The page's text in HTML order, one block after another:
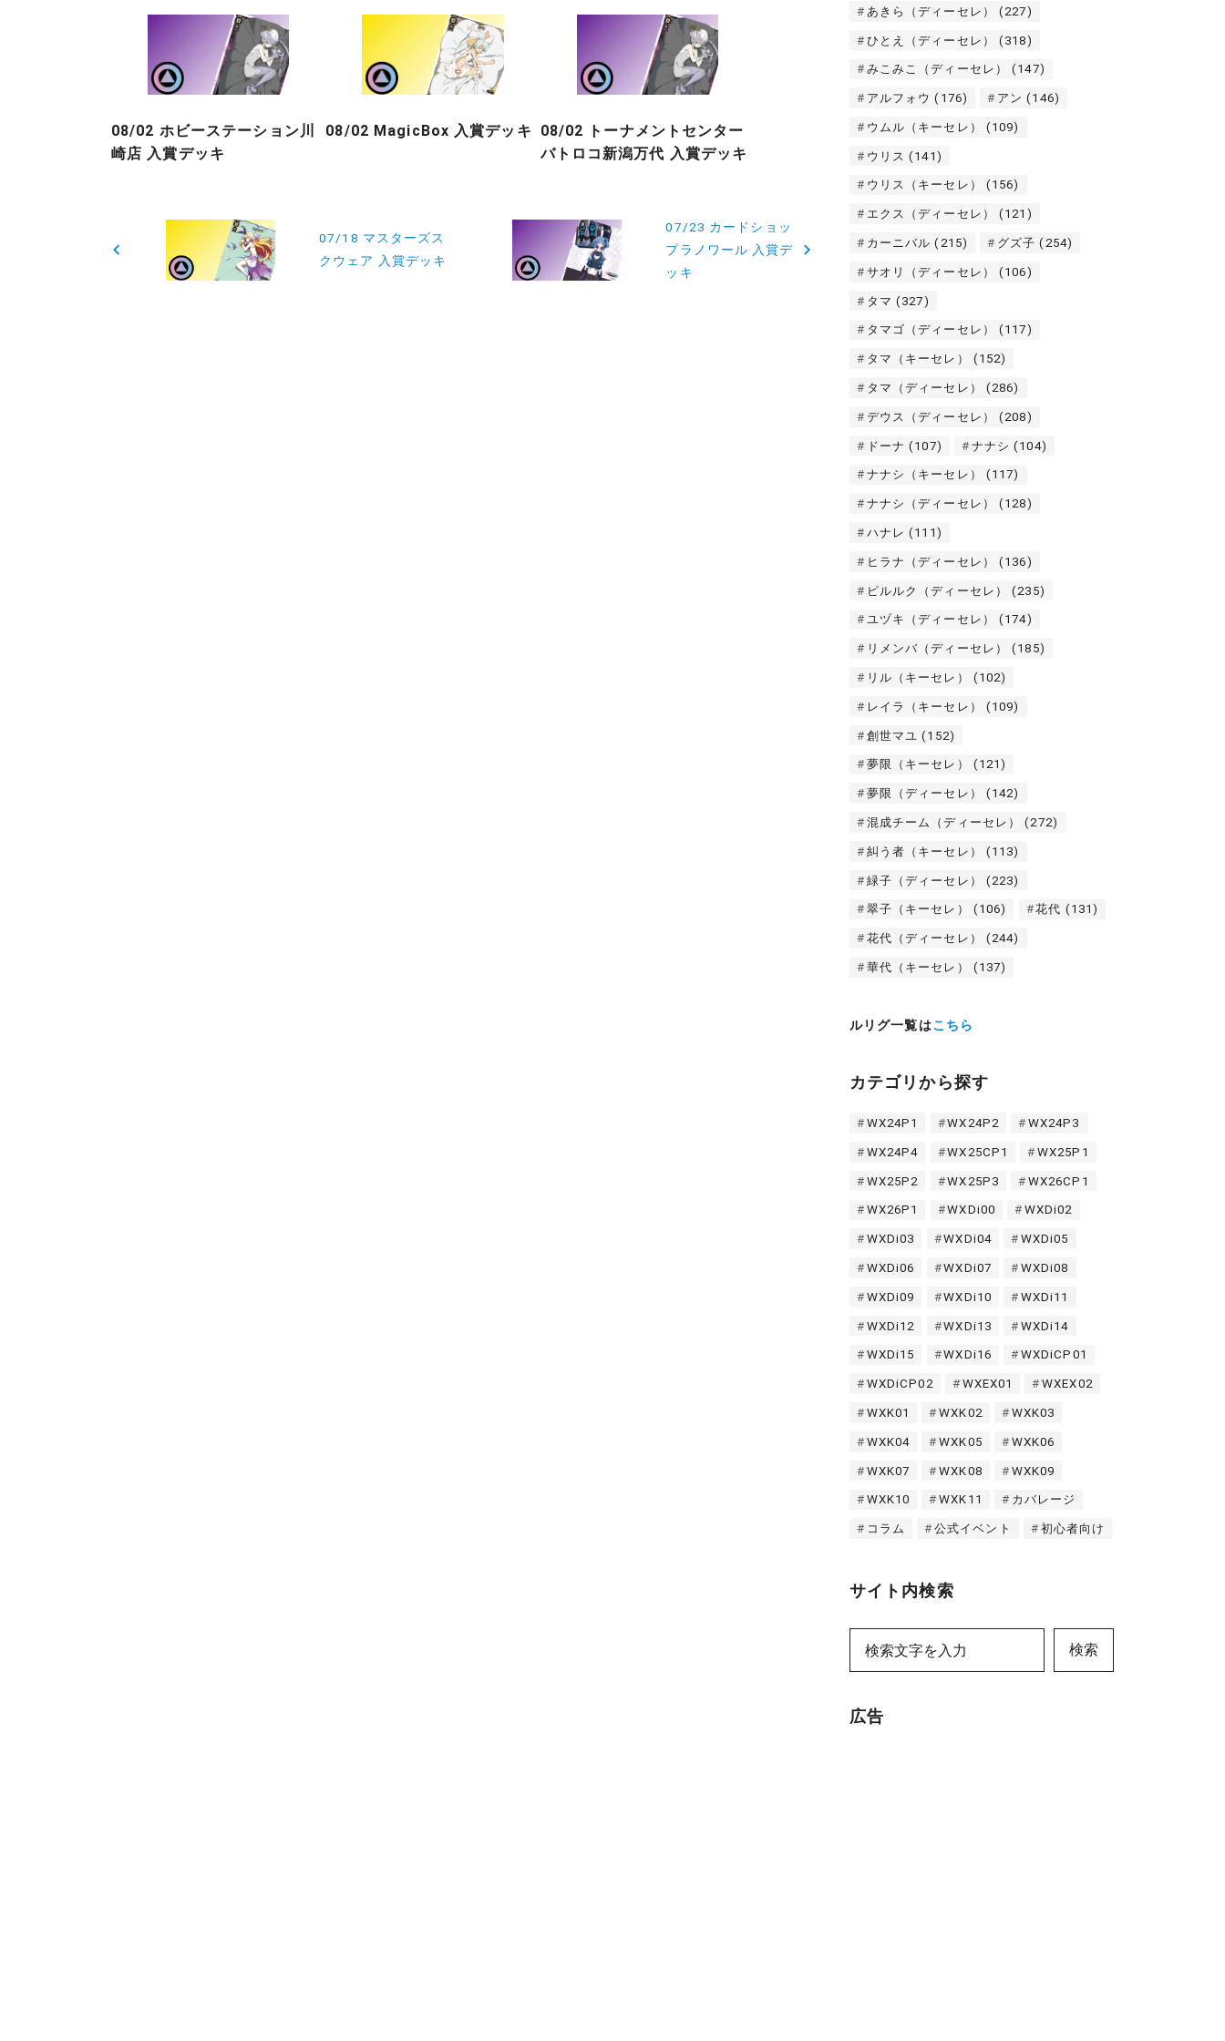
08/02 ホビーステーション川
崎店 入賞デッキ
08/02 MagicBox 入賞デッキ
08/02 トーナメントセンター
バトロコ新潟万代 入賞デッキ
稿
07/18 マスターズス
クウェア 入賞デッキ
07/23 カードショッ
プラノワール 入賞デ
ッキ
あきら（ディーセレ） (227)
ひとえ（ディーセレ） (318)
みこみこ（ディーセレ） (147)
アルフォウ (176) アン (146)
ウムル（キーセレ） (109)
ウリス (141)
ウリス（キーセレ） (156)
エクス（ディーセレ） (121)
カーニバル (215) グズ子 (254)
サオリ（ディーセレ） (106)
タマ (327)
タマゴ（ディーセレ） (117)
タマ（キーセレ） (152)
タマ（ディーセレ） (286)
デウス（ディーセレ） (208)
ドーナ (107) ナナシ (104)
ナナシ（キーセレ） (117)
ナナシ（ディーセレ） (128)
ハナレ (111)
ヒラナ（ディーセレ） (136)
ピルルク（ディーセレ） (235)
ユヅキ（ディーセレ） (174)
リメンバ（ディーセレ） (185)
リル（キーセレ） (102)
レイラ（キーセレ） (109)
創世マユ (152)
夢限（キーセレ） (121)
夢限（ディーセレ） (142)
混成チーム（ディーセレ） (272)
糾う者（キーセレ） (113)
緑子（ディーセレ） (223)
翠子（キーセレ） (106) 花代 (131)
花代（ディーセレ） (244)
華代（キーセレ） (137)
ルリグ一覧はこちら
カテゴリから探す
WX24P1 WX24P2 WX24P3
WX24P4 WX25CP1 WX25P1
WX25P2 WX25P3 WX26CP1
WX26P1 WXDi00 WXDi02
WXDi03 WXDi04 WXDi05
WXDi06 WXDi07 WXDi08
WXDi09 WXDi10 WXDi11
WXDi12 WXDi13 WXDi14
WXDi15 WXDi16 WXDiCP01
WXDiCP02 WXEX01 WXEX02
WXK01 WXK02 WXK03
WXK04 WXK05 WXK06
WXK07 WXK08 WXK09
WXK10 WXK11 カバレージ
コラム 公式イベント 初心者向け
サイト内検索
検索
広告